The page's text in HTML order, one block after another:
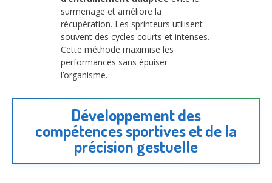
surmenage et améliore la
récupération. Les sprinteurs utilisent
souvent des cycles courts et intenses.
Cette méthode maximise les
performances sans épuiser
l’organisme.
Développement des
compétences sportives et de la
précision gestuelle